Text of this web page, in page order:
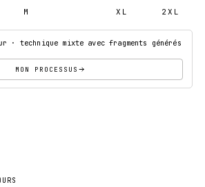
M XL 2XL
· technique mixte avec fragments générés
MON PROCESSUS